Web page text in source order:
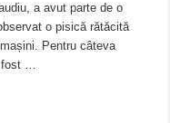
a avut parte de o
o pisică rătăcită
Pentru câteva
…